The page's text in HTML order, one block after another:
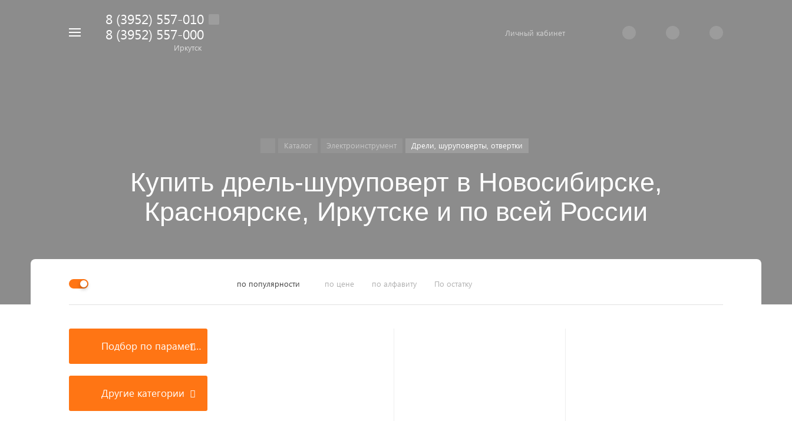
8 (3952) 557-010
8 (3952) 557-000
Иркутск
Личный кабинет
Каталог Электроинструмент Дрели, шуруповерты, отвертки
Купить дрель-шуруповерт в Новосибирске,
Красноярске, Иркутске и по всей России
по популярности по цене по алфавиту По остатку
Подбор по параметрам
Другие категории